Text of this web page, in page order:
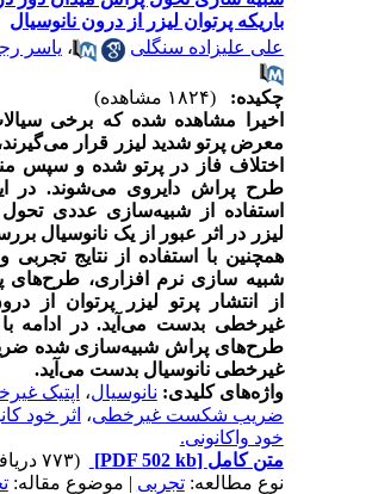
باریکه پرتوان لیزر از درون نانوسیال
علی علیزاده سنگلی
،یاسر
چکیده:
اخیرا مشاهده شده که برخی
معرض پرتو شدید لیزر قرار می‌گیرند،
اختلاف فاز در پرتو شده و سپس
طرح پراش دایروی می‌شوند. در این
استفاده از شبیه‌سازی عددی تحول
لیزر در اثر عبور از یک نانوسیال
همچنین با استفاده از نتایج تجربی و
شبیه سازی نرم افزاری، طرح‌های
از انتشار پرتو لیزر پرتوان از
غیرخطی بدست می‌آید. در ادامه با
طرح‌های پراش شبیه‌سازی شده
غیرخطی نانوسیال بدست می‌آید.
واژه‌های کلیدی:نانوسیال،اپتیک
ضریب شکست غیرخطی،اثر خود
خود واکانونی.
متن کامل[PDF 502 kb]
نوع مطالعه:تجربی| موضوع مقاله: